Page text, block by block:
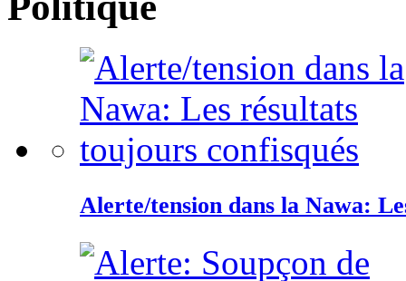
Alerte/tension dans la Nawa: